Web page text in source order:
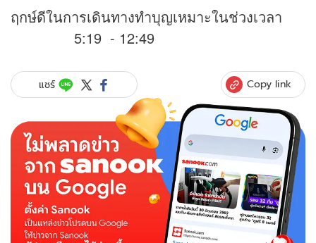
ฤกษ์ดีในการเดินทางทำบุญเหมาะในช่วงเวลา
5:19 - 12:49
แชร์ Copy link